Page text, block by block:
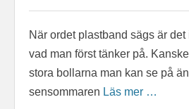
När ordet plastband sägs är
vad man först tänker på.
stora bollarna man kan se på
sensommaren Läs mer …